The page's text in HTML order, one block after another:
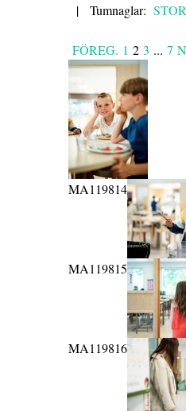
| Tumnaglar:
FÖREG. 1 2 3 ... 7
MA119814
MA119815
MA119816